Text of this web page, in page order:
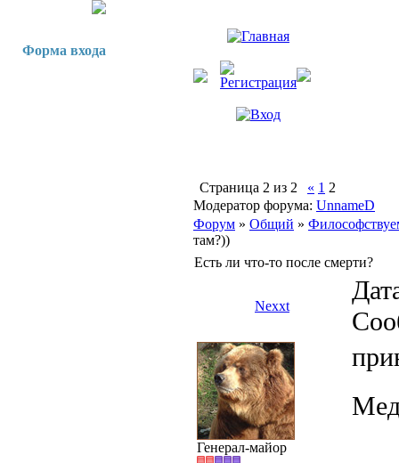
Форма входа
Страница 2 из 2 « 1 2
Модератор форума: UnnameD
Форум » Общий »
там?))
Есть ли что-то после смерти?
Nexxt
Генерал-майор